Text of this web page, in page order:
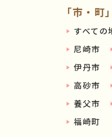
「市・町
すべての
尼崎市
伊丹市
高砂市
養父市
福崎町